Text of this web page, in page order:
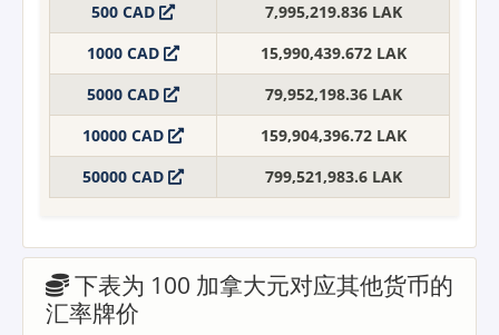
500 CAD
7,995,219.836 LAK
1000 CAD
15,990,439.672 LAK
5000 CAD
79,952,198.36 LAK
10000 CAD
159,904,396.72 LAK
50000 CAD
799,521,983.6 LAK
下表为 100 加拿大元对应其他货币的
汇率牌价